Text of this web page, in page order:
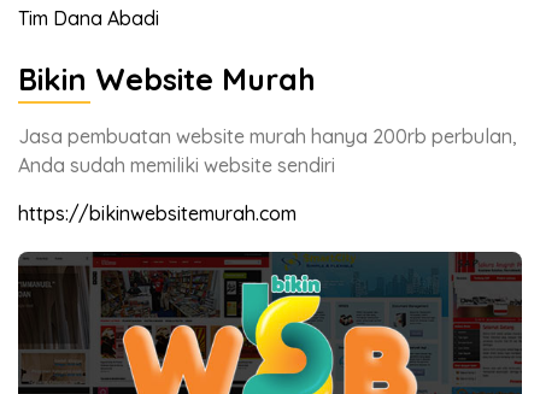
Tim Dana Abadi
Bikin Website Murah
Jasa pembuatan website murah hanya 200rb perbulan,
Anda sudah memiliki website sendiri
https://bikinwebsitemurah.com